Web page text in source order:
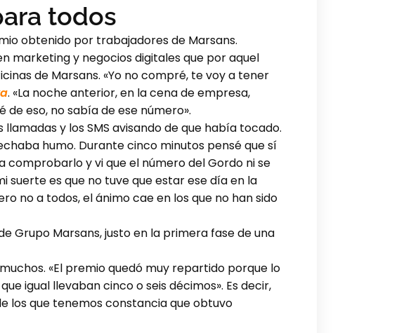
todos
obtenido por trabajadores de Marsans.
marketing y negocios digitales que por aquel
de Marsans. «Yo no compré, te voy a tener
. «La noche anterior, en la cena de empresa,
eso, no sabía de ese número».
y los SMS avisando de que había tocado.
humo. Durante cinco minutos pensé que sí
y vi que el número del Gordo ni se
suerte es que no tuve que estar ese día en la
no a todos, el ánimo cae en los que no han sido
Grupo Marsans, justo en la primera fase de una
«El premio quedó muy repartido porque lo
igual llevaban cinco o seis décimos». Es decir,
los que tenemos constancia que obtuvo